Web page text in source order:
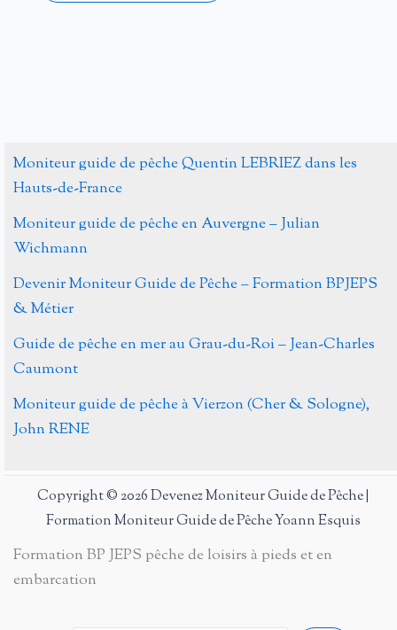
Moniteur guide de pêche Quentin LEBRIEZ dans les
Hauts-de-France
Moniteur guide de pêche en Auvergne – Julian
Wichmann
Devenir Moniteur Guide de Pêche – Formation BPJEPS
& Métier
Guide de pêche en mer au Grau-du-Roi – Jean-Charles
Caumont
Moniteur guide de pêche à Vierzon (Cher & Sologne),
John RENE
Copyright © 2026 Devenez Moniteur Guide de Pêche |
Formation Moniteur Guide de Pêche Yoann Esquis
Formation BP JEPS pêche de loisirs à pieds et en
embarcation